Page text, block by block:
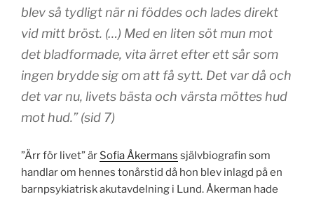
blev så tydligt när ni föddes och lades direkt
vid mitt bröst. (…) Med en liten söt mun mot
det bladformade, vita ärret efter ett sår som
ingen brydde sig om att få sytt. Det var då och
det var nu, livets bästa och värsta möttes hud
mot hud.” (sid 7)
”Ärr för livet” är Sofia Åkermans självbiografin som
handlar om hennes tonårstid då hon blev inlagd på en
barnpsykiatrisk akutavdelning i Lund. Åkerman hade